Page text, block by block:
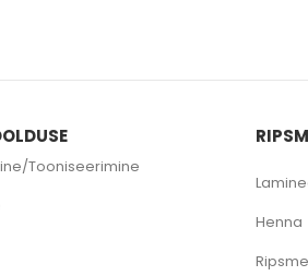
Tooniseerimine
Henna